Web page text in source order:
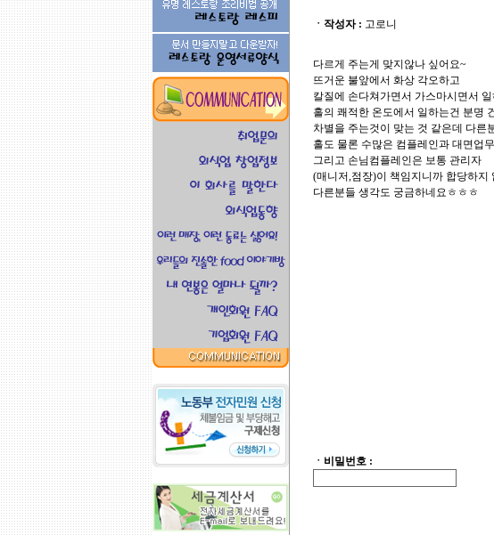
ㆍ작성자 : 고로니
다르게 주는게 맞지않나 싶어요~
뜨거운 불앞에서 화상 각오하고
칼질에 손다쳐가면서 가스마시면서
홀의 쾌적한 온도에서 일하는건 분명
차별을 주는것이 맞는 것 같은데 다른
홀도 물론 수많은 컴플레인과 대면업
그리고 손님컴플레인은 보통 관리자
(매니저,점장)이 책임지니까 합당하지
다른분들 생각도 궁금하네요ㅎㅎㅎ
ㆍ비밀번호 :